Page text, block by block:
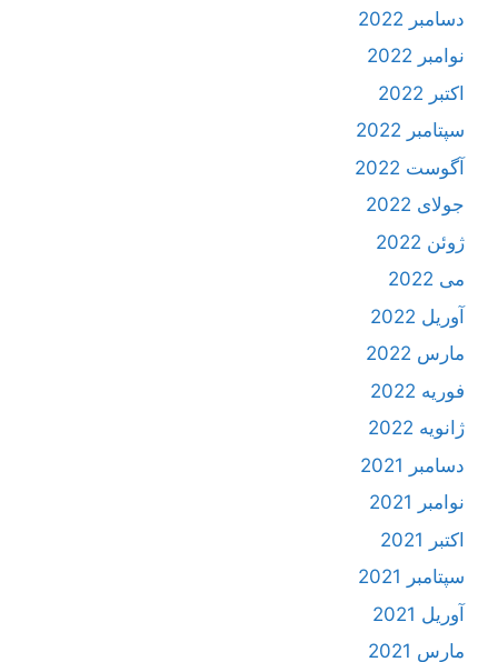
دسامبر 2022
نوامبر 2022
اکتبر 2022
سپتامبر 2022
آگوست 2022
جولای 2022
ژوئن 2022
می 2022
آوریل 2022
مارس 2022
فوریه 2022
ژانویه 2022
دسامبر 2021
نوامبر 2021
اکتبر 2021
سپتامبر 2021
آوریل 2021
مارس 2021